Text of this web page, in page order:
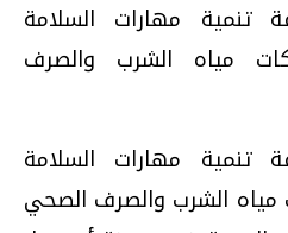
تنمية مهارات السلامة
مياه الشرب والصرف
تنمية مهارات السلامة
مياه الشرب والصرف الصحي